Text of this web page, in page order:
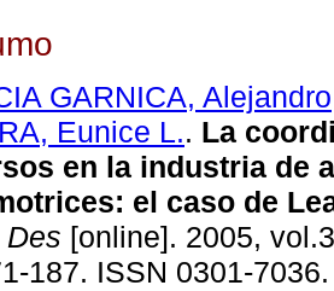
GARNICA, Alejandro
Eunice L.. La
en la industria de
: el caso de
Des [online]. 2005,
187. ISSN 0301-7036.